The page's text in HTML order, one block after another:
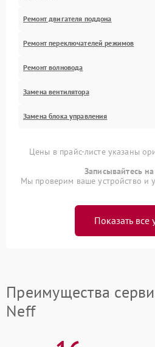
Ремонт двигателя поддона
Ремонт переключателей режимов
Ремонт волновода
Замена вентилятора
Замена блока управления
Цены в прайс-листе указаны
Записывайтесь
Мы проверим ваше устройство и
Показать все
Преимущества
Neff